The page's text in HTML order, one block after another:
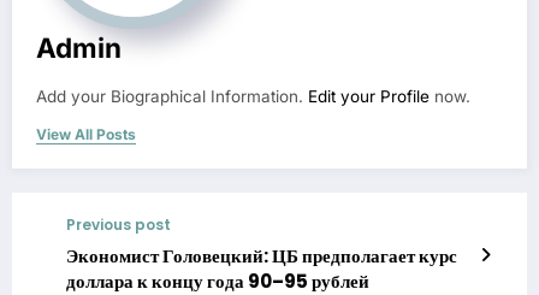
Admin
Add your Biographical Information. Edit your Profile now.
View All Posts
Previous post
Экономист Головецкий: ЦБ предполагает курс
доллара к концу года 90–95 рублей